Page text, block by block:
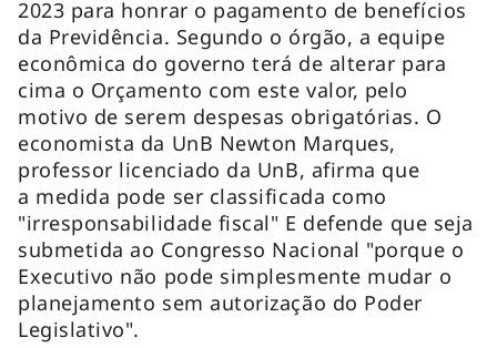
2023 para honrar o pagamento de benefícios
da Previdência. Segundo o órgão, a equipe
econômica do governo terá de alterar para
cima o Orçamento com este valor, pelo
motivo de serem despesas obrigatórias. O
economista da UnB Newton Marques,
professor licenciado da UnB, afirma que
a medida pode ser classificada como
"irresponsabilidade fiscal" E defende que seja
submetida ao Congresso Nacional "porque o
Executivo não pode simplesmente mudar o
planejamento sem autorização do Poder
Legislativo".